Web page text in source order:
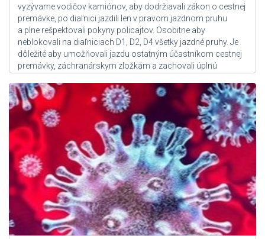
vyzývame vodičov kamiónov, aby dodržiavali zákon o cestnej
premávke, po diaľnici jazdili len v pravom jazdnom pruhu
a plne rešpektovali pokyny policajtov. Osobitne aby
neblokovali na diaľniciach D1, D2, D4 všetky jazdné pruhy. Je
dôležité aby umožňovali jazdu ostatným účastníkom cestnej
premávky, záchranárskym zložkám a zachovali úplnú
Zdroj: User Admin